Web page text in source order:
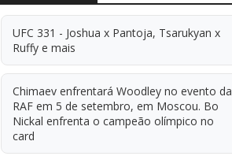
UFC 331 - Joshua x Pantoja, Tsarukyan x
Ruffy e mais
Chimaev enfrentará Woodley no evento da
RAF em 5 de setembro, em Moscou. Bo
Nickal enfrenta o campeão olímpico no
card